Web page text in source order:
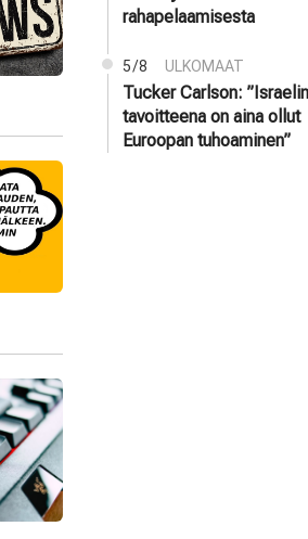
rahapelaamisesta
5/8 ULKOMAAT
Tucker Carlson:
tavoitteena on aina ollut
Euroopan tuhoaminen”